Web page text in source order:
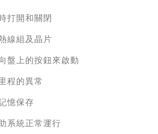
打開和關閉
線組及晶片
盤上的按鈕來啟動
程的異常
憶保存
系統正常運行